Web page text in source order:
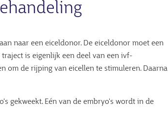
naar een eiceldonor. De eiceldonor moet een
is eigenlijk een deel van een ivf-
om de rijping van eicellen te stimuleren. Daarna
gekweekt. Eén van de embryo's wordt in de